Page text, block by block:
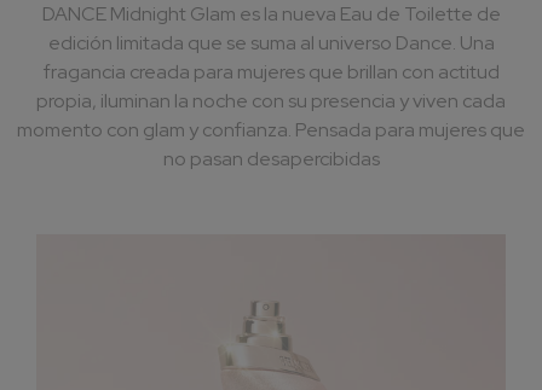
DANCE Midnight Glam es la nueva Eau de Toilette de
edición limitada que se suma al universo Dance. Una
fragancia creada para mujeres que brillan con actitud
propia, iluminan la noche con su presencia y viven cada
momento con glam y confianza. Pensada para mujeres que
no pasan desapercibidas